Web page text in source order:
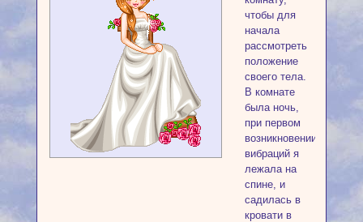
чтобы для
начала
рассмотреть
положение
своего тела.
В комнате
была ночь,
при первом
возникновении
вибраций я
лежала на
спине, и
садилась в
кровати в